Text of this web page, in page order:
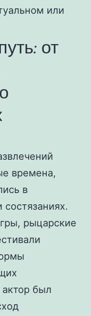
или
от
времена,
в
рыцарские
актор был